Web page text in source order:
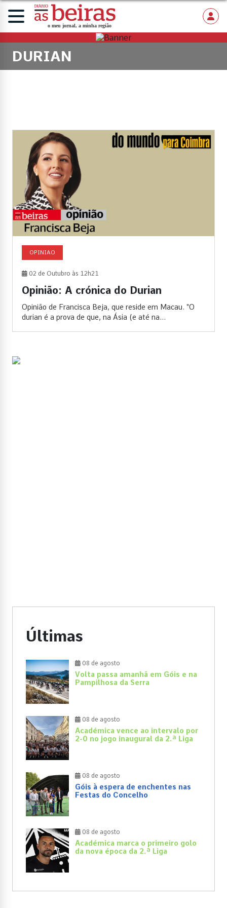
DURIAN
OPINIAO
02 de Outubro às 12h21
Opinião: A crónica do Durian
Opinião de Francisca Beja, que reside em Macau. "O
durian é a prova de que, na Ásia (e até na...
Últimas
08 de agosto
Volta passa amanhã em Góis e na
Pampilhosa da Serra
08 de agosto
Académica vence ao intervalo por
2-0 no jogo inaugural da 2.ª Liga
08 de agosto
Góis à espera de enchentes nas
Festas do Concelho
08 de agosto
Académica marca o primeiro golo
da nova época da 2.ª Liga